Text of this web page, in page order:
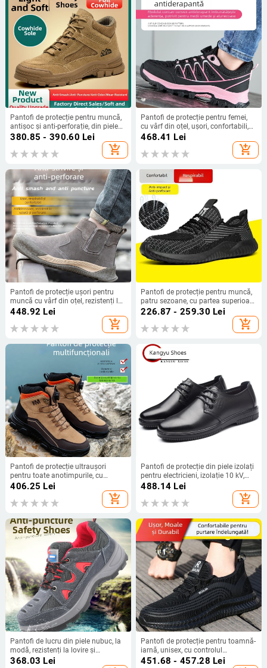
Pantofi de protecție pentru muncă,
antișoc și anti-perforație, din piele
de vițel, vârf metalic, cu înălțime,
îndelungată pe șantier
380.85 - 390.60 Lei
add_shopping_cart
Pantofi de protecție pentru femei,
cu vârf din oțel, ușori, confortabili,
protecție împotriva loviturilor și
perforării, respirabili, antiderapante
468.41 Lei
add_shopping_cart
Pantofi de protecție ușori pentru
muncă cu vârf din oțel, rezistenți la
lovire și perforare, rezistenți la
căldură și uzură, pentru sudură
448.92 Lei
add_shopping_cart
Pantofi de protecție pentru muncă,
patru sezoane, cu partea superioară
tricotată respirabilă, talpă moale,
confortabili pentru șantier
226.87 - 259.30 Lei
add_shopping_cart
Pantofi de protecție ultraușori
pentru toate anotimpurile, cu
protecție anti-șoc și anti-perforație,
406.25 Lei
add_shopping_cart
Pantofi de protecție din piele izolați
pentru electricieni, izolație 10 kV,
talpă ușoară, antiderapante,
488.14 Lei
add_shopping_cart
Pantofi de lucru din piele nubuc, la
modă, rezistenți la lovire și
perforare, antiderapante și
368.03 Lei
Pantofi de protecție pentru toamnă-
iarnă, unisex, cu controlul
mirosurilor, rezistenți la șocuri și
451.68 - 457.28 Lei